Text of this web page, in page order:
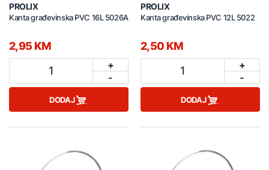
PROLIX
Kanta građevinska PVC 16L 5026A
2,95 KM
1
+
-
DODAJ
PROLIX
Kanta građevinska PVC 12L 5022
2,50 KM
1
+
-
DODAJ